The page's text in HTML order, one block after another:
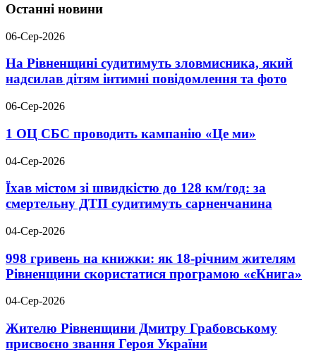
Останні новини
06-Сер-2026
На Рівненщині судитимуть зловмисника, який
надсилав дітям інтимні повідомлення та фото
06-Сер-2026
1 ОЦ СБС проводить кампанію «Це ми»
04-Сер-2026
Їхав містом зі швидкістю до 128 км/год: за
смертельну ДТП судитимуть сарненчанина
04-Сер-2026
998 гривень на книжки: як 18-річним жителям
Рівненщини скористатися програмою «єКнига»
04-Сер-2026
Жителю Рівненщини Дмитру Грабовському
присвоєно звання Героя України